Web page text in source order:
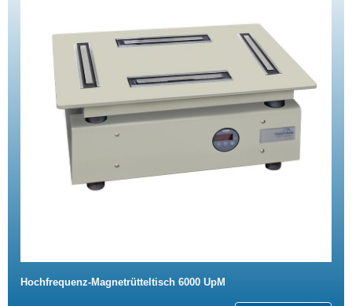
Hochfrequenz-Magnetrütteltisch 6000 UpM